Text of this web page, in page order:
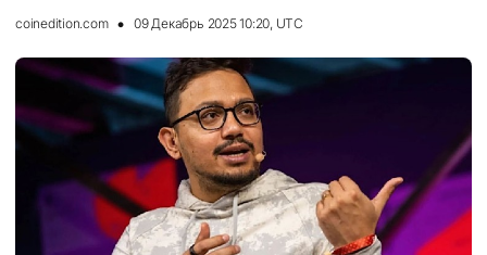
coinedition.com 09 Декабрь 2025 10:20, UTC